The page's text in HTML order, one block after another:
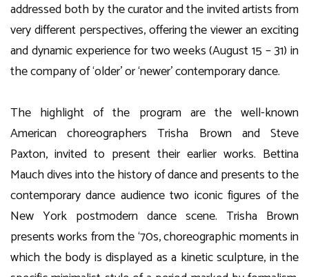
addressed both by the curator and the invited artists from
very different perspectives, offering the viewer an exciting
and dynamic experience for two weeks (August 15 – 31) in
the company of ‘older’ or ‘newer’ contemporary dance.
The highlight of the program are the well-known
American choreographers Trisha Brown and Steve
Paxton, invited to present their earlier works. Bettina
Mauch dives into the history of dance and presents to the
contemporary dance audience two iconic figures of the
New York postmodern dance scene. Trisha Brown
presents works from the ‘70s, choreographic moments in
which the body is displayed as a kinetic sculpture, in the